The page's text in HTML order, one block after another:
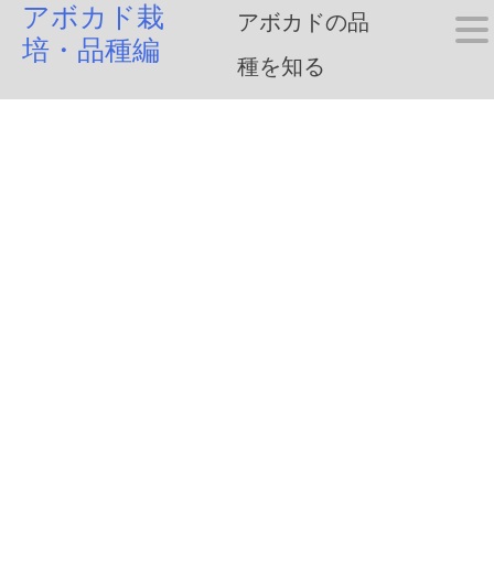
Skipアボカド栽
培・品種編
アボカドの品
種を知る